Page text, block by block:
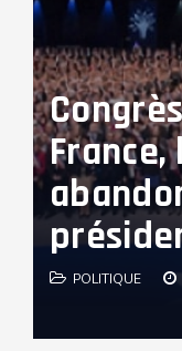
POLITIQUE